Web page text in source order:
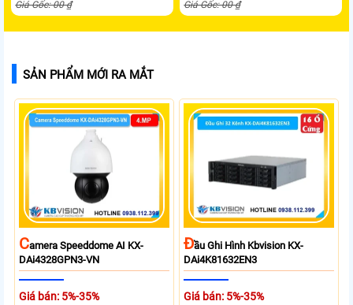
Giá Gốc: 00 ₫ Giá Gốc: 00 ₫
SẢN PHẨM MỚI RA MẮT
CAmera Speeddome AI KX-
DAi4328GPN3-VN
Giá bán: 5%-35%
ĐẦu Ghi Hình Kbvision KX-
DAi4K81632EN3
Giá bán: 5%-35%